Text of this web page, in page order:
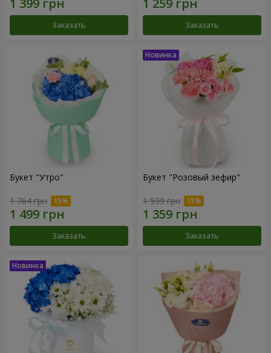
Заказать Заказать
Букет "Утро"
1 764 грн
Заказать
Букет "Розовый зефир"
1 599 грн
Заказать